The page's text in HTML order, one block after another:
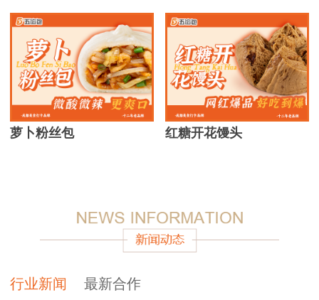
萝卜粉丝包 红糖开花馒头
行业新闻 最新合作